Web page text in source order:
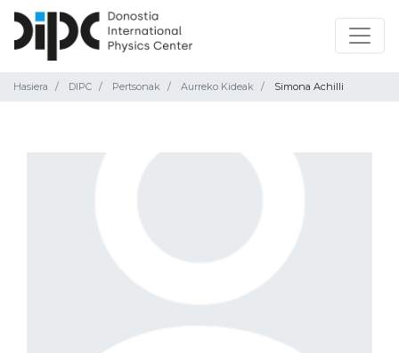
Hasiera DIPC Pertsonak Aurreko Kideak Simona Achilli